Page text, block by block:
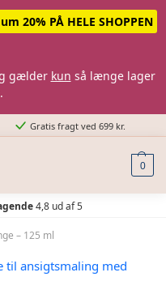
20% PÅ HELE SHOPPEN
gælder kun så længe lager
Gratis fragt ved 699 kr.
0
4,8 ud af 5
– 125 ml